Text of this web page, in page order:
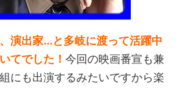
演出家...と多岐に渡って活躍中
てでした！ 今回の映画番宣も兼
にも出演するみたいですから楽